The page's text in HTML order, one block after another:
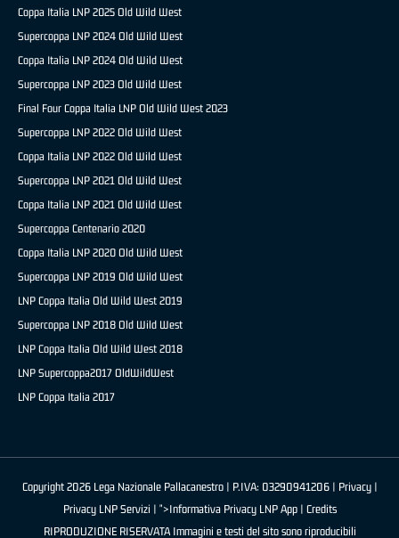
Coppa Italia LNP 2025 Old Wild West
Supercoppa LNP 2024 Old Wild West
Coppa Italia LNP 2024 Old Wild West
Supercoppa LNP 2023 Old Wild West
Final Four Coppa Italia LNP Old Wild West 2023
Supercoppa LNP 2022 Old Wild West
Coppa Italia LNP 2022 Old Wild West
Supercoppa LNP 2021 Old Wild West
Coppa Italia LNP 2021 Old Wild West
Supercoppa Centenario 2020
Coppa Italia LNP 2020 Old Wild West
Supercoppa LNP 2019 Old Wild West
LNP Coppa Italia Old Wild West 2019
Supercoppa LNP 2018 Old Wild West
LNP Coppa Italia Old Wild West 2018
LNP Supercoppa2017 OldWildWest
LNP Coppa Italia 2017
Copyright 2026 Lega Nazionale Pallacanestro | P.IVA: 03290941206 | Privacy|
Privacy LNP Servizi | ">Informativa Privacy LNP App | Credits
RIPRODUZIONE RISERVATA Immagini e testi del sito sono riproducibili